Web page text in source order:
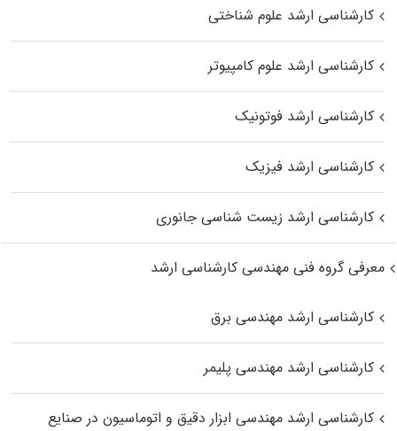
کارشناسی ارشد علوم شناختی
کارشناسی ارشد علوم کامپیوتر
کارشناسی ارشد فوتونیک
کارشناسی ارشد فیزیک
کارشناسی ارشد زیست‌ شناسی جانوری
معرفی گروه فنی مهندسی کارشناسی ارشد
کارشناسی ارشد مهندسی برق
کارشناسی ارشد مهندسی پلیمر
کارشناسی ارشد مهندسی ابزار دقیق و اتوماسیون در صنایع